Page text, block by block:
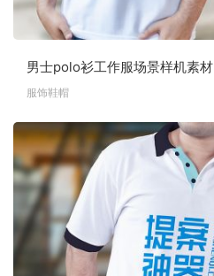
男士polo衫工作服场景样机素材
服饰鞋帽